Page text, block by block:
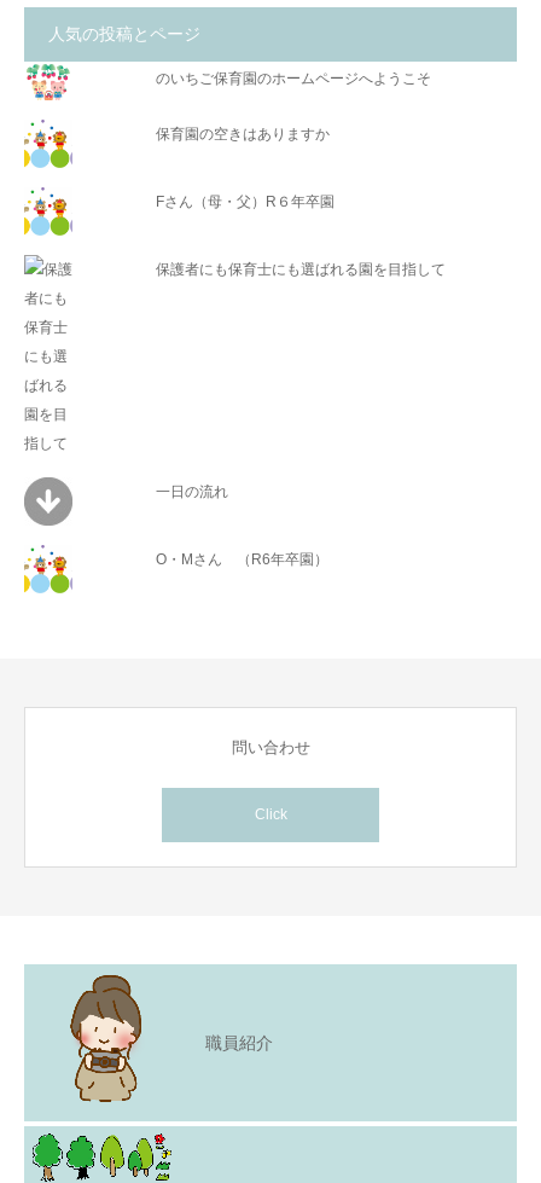
人気の投稿とページ
のいちご保育園のホームページへようこそ
保育園の空きはありますか
Fさん（母・父）R６年卒園
保護者にも保育士にも選ばれる園を目指して
一日の流れ
O・Mさん （R6年卒園）
問い合わせ
Click
職員紹介